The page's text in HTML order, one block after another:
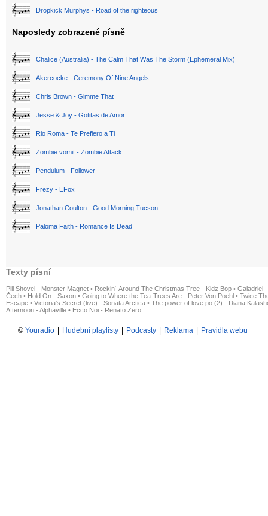
Dropkick Murphys - Road of the righteous
Naposledy zobrazené písně
Chalice (Australia) - The Calm That Was The Storm (Ephemeral Mix)
Akercocke - Ceremony Of Nine Angels
Chris Brown - Gimme That
Jesse & Joy - Gotitas de Amor
Rio Roma - Te Prefiero a Ti
Zombie vomit - Zombie Attack
Pendulum - Follower
Frezy - EFox
Jonathan Coulton - Good Morning Tucson
Paloma Faith - Romance Is Dead
Texty písní
Pill Shovel - Monster Magnet • Rockin´ Around The Christmas Tree - Kidz Bop • Galadriel
Čech • Hold On - Saxon • Going to Where the Tea-Trees Are - Peter Von Poehl • Twice
Escape • Victoria's Secret (live) - Sonata Arctica • The power of love po (2) - Diana
Afternoon - Alphaville • Ecco Noi - Renato Zero
© Youradio Hudební playlisty Podcasty Reklama Pravidla webu